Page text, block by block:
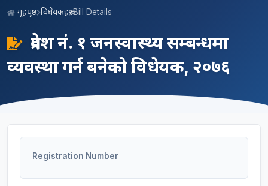
गृहपृष्ठ विधेयकहरू Bill Details
प्रदेश नं. १ जनस्वास्थ्य सम्बन्धमा
व्यवस्था गर्न बनेको विधेयक, २०७६
Registration Number